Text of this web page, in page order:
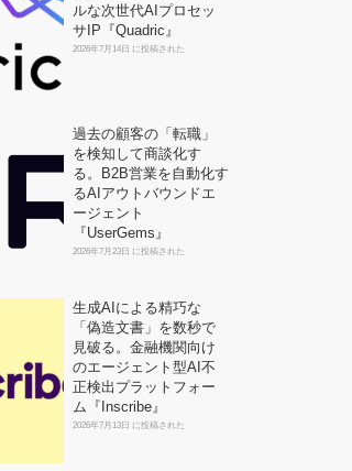
ルな次世代AIプロセッ
サIP『Quadric』
2026年7月14日 に投稿された
過去の顧客の「転職」
を検知して商談化す
る。B2B営業を自動化す
るAIアウトバウンドエ
ージェント
『UserGems』
2026年7月23日 に投稿された
生成AIによる精巧な
「偽造文書」を数秒で
見破る。金融機関向け
のエージェント型AI不
正検出プラットフォー
ム『Inscribe』
2026年7月13日 に投稿された